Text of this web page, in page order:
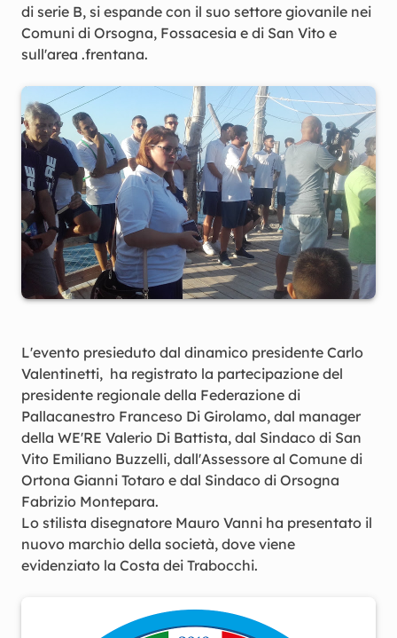
di serie B, si espande con il suo settore giovanile nei
Comuni di Orsogna, Fossacesia e di San Vito e
sull'area .frentana.
L'evento presieduto dal dinamico presidente Carlo
Valentinetti, ha registrato la partecipazione del
presidente regionale della Federazione di
Pallacanestro Franceso Di Girolamo, dal manager
della WE'RE Valerio Di Battista, dal Sindaco di San
Vito Emiliano Buzzelli, dall'Assessore al Comune di
Ortona Gianni Totaro e dal Sindaco di Orsogna
Fabrizio Montepara.
Lo stilista disegnatore Mauro Vanni ha presentato il
nuovo marchio della società, dove viene
evidenziato la Costa dei Trabocchi.